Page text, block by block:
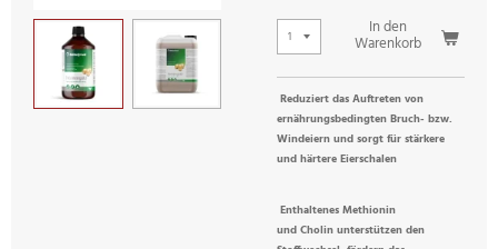
In den
Warenkorb
Reduziert das Auftreten von
ernährungsbedingten Bruch- bzw.
Windeiern und sorgt für stärkere
und härtere Eierschalen
Enthaltenes Methionin
und Cholin unterstützen den